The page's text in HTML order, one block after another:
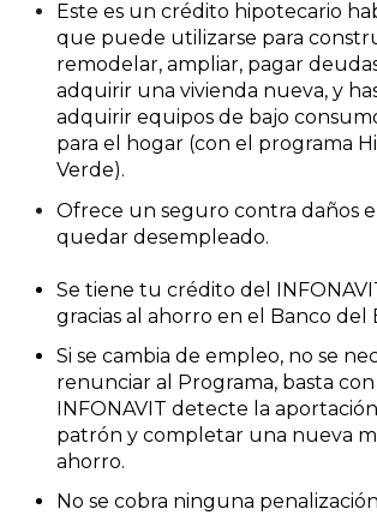
Este es un crédito hipotecario
que puede utilizarse para
remodelar, ampliar, pagar
adquirir una vivienda nueva, y
adquirir equipos de bajo
para el hogar (con el programa
Verde).
Ofrece un seguro contra daños
quedar desempleado.
Se tiene tu crédito del
gracias al ahorro en el Banco del
Si se cambia de empleo, no se
renunciar al Programa, basta con
INFONAVIT detecte la
patrón y completar ​una nueva
ahorro.
No se cobra ninguna